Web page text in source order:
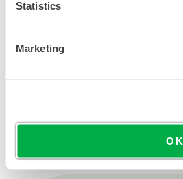
Statistics
Marketing
OK